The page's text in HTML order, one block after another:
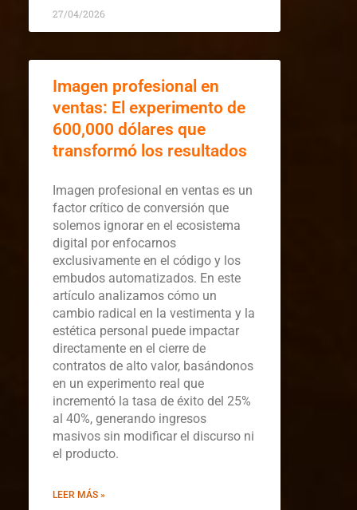
27/04/2026
Imagen profesional en
ventas: El experimento de
600,000 dólares que
transformó los resultados
Imagen profesional en ventas es un
factor crítico de conversión que
solemos ignorar en el ecosistema
digital por enfocarnos
exclusivamente en el código y los
embudos automatizados. En este
artículo analizamos cómo un
cambio radical en la vestimenta y la
estética personal puede impactar
directamente en el cierre de
contratos de alto valor, basándonos
en un experimento real que
incrementó la tasa de éxito del 25%
al 40%, generando ingresos
masivos sin modificar el discurso ni
el producto.
LEER MÁS »